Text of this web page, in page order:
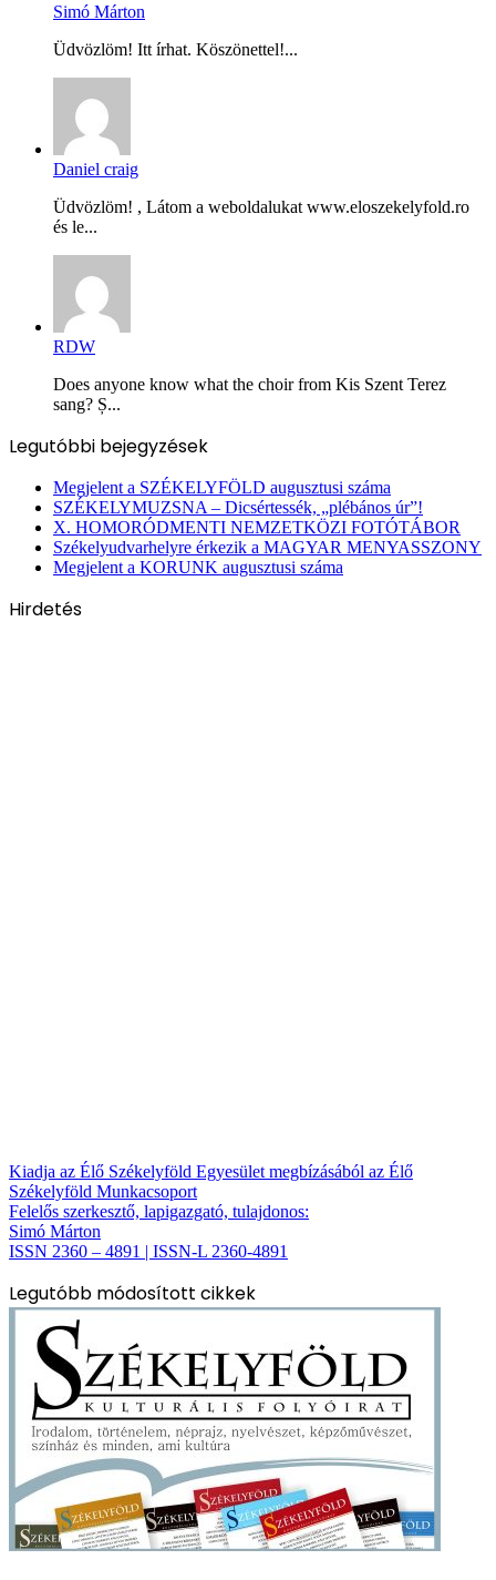
Simó Márton
Üdvözlöm! Itt írhat. Köszönettel!...
Daniel craig
Üdvözlöm! , Látom a weboldalukat www.eloszekelyfold.ro
és le...
RDW
Does anyone know what the choir from Kis Szent Terez
sang? Ș...
Legutóbbi bejegyzések
Megjelent a SZÉKELYFÖLD augusztusi száma
SZÉKELYMUZSNA – Dicsértessék, „plébános úr”!
X. HOMORÓDMENTI NEMZETKÖZI FOTÓTÁBOR
Székelyudvarhelyre érkezik a MAGYAR MENYASSZONY
Megjelent a KORUNK augusztusi száma
Hirdetés
Kiadja az Élő Székelyföld Egyesület megbízásából az Élő
Székelyföld Munkacsoport
Felelős szerkesztő, lapigazgató, tulajdonos:
Simó Márton
ISSN 2360 – 4891 | ISSN-L 2360-4891
Legutóbb módosított cikkek